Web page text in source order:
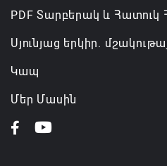
PDF Տարբերակ և Հատուկ
Սյունյաց երկիր.
Կապ
Մեր Մասին